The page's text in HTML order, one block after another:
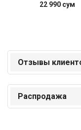
22 990 сум
Отзывы
Распродажа